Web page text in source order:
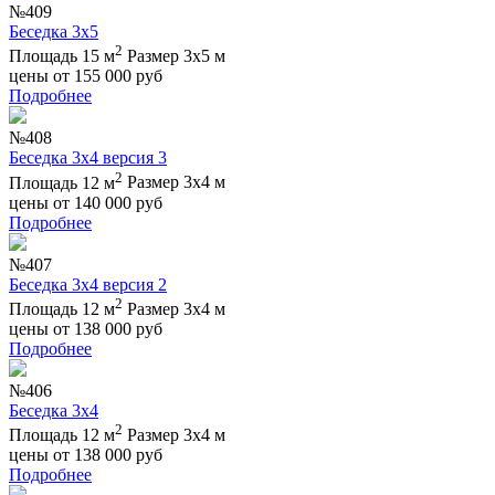
№409
Беседка 3х5
Площадь 15 м2 Размер 3х5 м
цены от 155 000 руб
Подробнее
№408
Беседка 3х4 версия 3
Площадь 12 м2 Размер 3х4 м
цены от 140 000 руб
Подробнее
№407
Беседка 3х4 версия 2
Площадь 12 м2 Размер 3х4 м
цены от 138 000 руб
Подробнее
№406
Беседка 3х4
Площадь 12 м2 Размер 3х4 м
цены от 138 000 руб
Подробнее